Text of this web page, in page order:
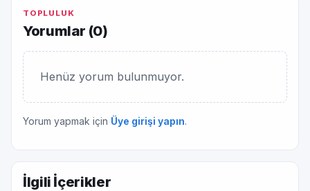
TOPLULUK
Yorumlar (0)
Henüz yorum bulunmuyor.
Yorum yapmak için Üye girişi yapın.
İlgili İçerikler